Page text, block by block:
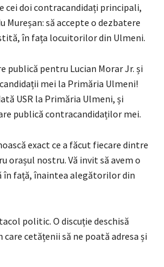
cei doi contracandidați principali,
Mureșan: să accepte o dezbatere
în fața locuitorilor din Ulmeni.
publică pentru Lucian Morar Jr. și
mei la Primăria Ulmeni!
USR la Primăria Ulmeni, și
publică contracandidaților mei.
exact ce a făcut fiecare dintre
orașul nostru. Vă invit să avem o
în față, înaintea alegătorilor din
politic. O discuție deschisă
cetățenii să ne poată adresa și